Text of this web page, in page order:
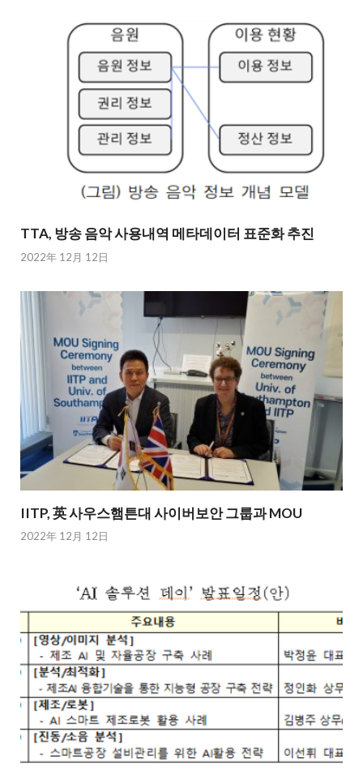
TTA, 방송 음악 사용내역 메타데이터 표준화 추진
2022年 12月 12日
IITP, 英 사우스햄튼대 사이버보안 그룹과 MOU
2022年 12月 12日